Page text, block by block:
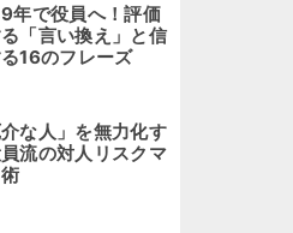
年で役員へ！評価
「言い換え」と信
16のフレーズ
な人」を無力化す
流の対人リスクマ